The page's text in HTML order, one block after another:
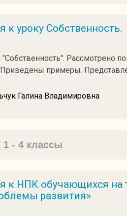
к уроку Собственность.
Рассмотрено
Приведены примеры.
Галина Владимировна
- 4 классы
к НПК обучающихся на
развития»